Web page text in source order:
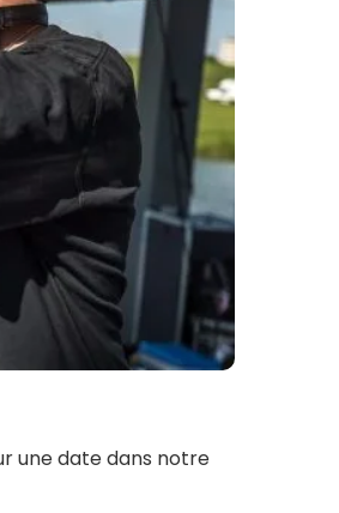
une date dans notre